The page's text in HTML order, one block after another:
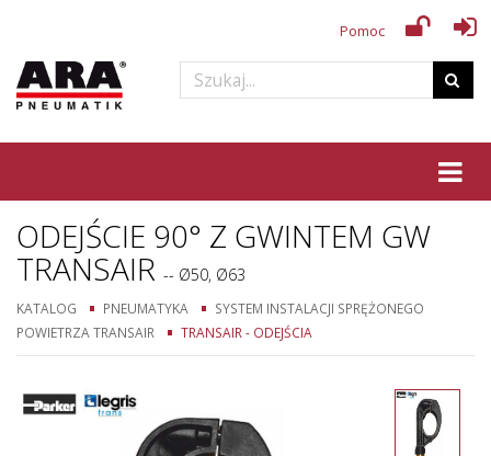
Pomoc
ODEJŚCIE 90° Z GWINTEM GW
TRANSAIR -- Ø50, Ø63
KATALOG PNEUMATYKA
SYSTEM INSTALACJI SPRĘŻONEGO
POWIETRZA TRANSAIR
TRANSAIR - ODEJŚCIA